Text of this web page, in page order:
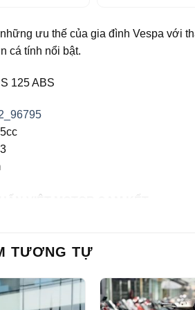
ưu thế của gia đình Vespa với
cá tính nổi bật.
125 ABS
lý
tốt, chất lượng hàng đầu tại Hà Nội,
TƯƠNG TỰ